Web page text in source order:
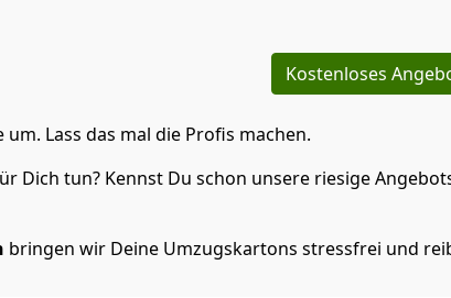
Kostenloses
Lass das mal die Profis machen.
Dich tun? Kennst Du schon unsere riesige
bringen wir Deine Umzugskartons stressfrei und